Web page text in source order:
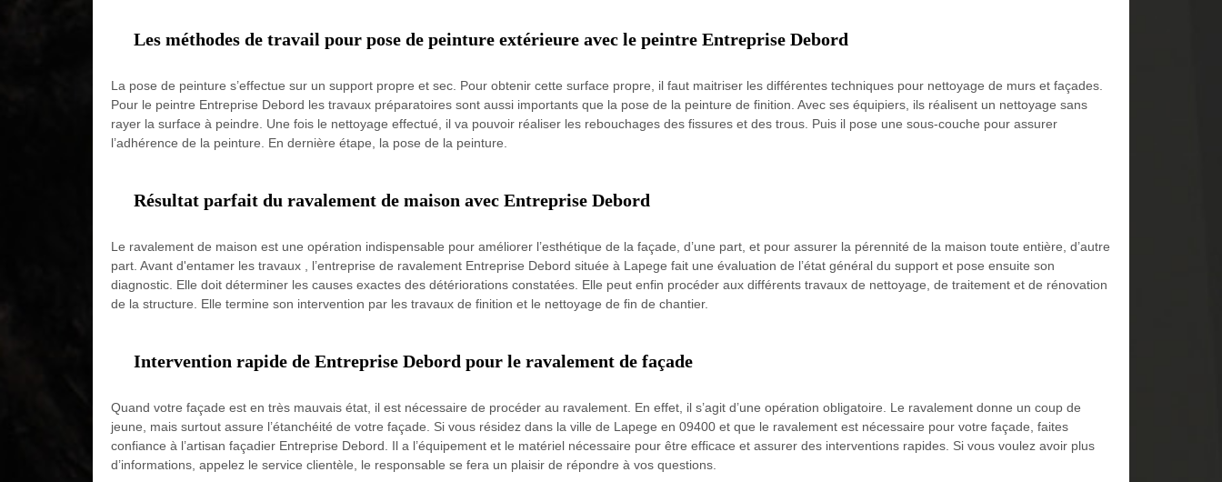
Les méthodes de travail pour pose de peinture extérieure avec le peintre Entreprise Debord
La pose de peinture s’effectue sur un support propre et sec. Pour obtenir cette surface propre, il faut maitriser les différentes techniques pour nettoyage de murs et façades.
Pour le peintre Entreprise Debord les travaux préparatoires sont aussi importants que la pose de la peinture de finition. Avec ses équipiers, ils réalisent un nettoyage sans
rayer la surface à peindre. Une fois le nettoyage effectué, il va pouvoir réaliser les rebouchages des fissures et des trous. Puis il pose une sous-couche pour assurer
l’adhérence de la peinture. En dernière étape, la pose de la peinture.
Résultat parfait du ravalement de maison avec Entreprise Debord
Le ravalement de maison est une opération indispensable pour améliorer l’esthétique de la façade, d’une part, et pour assurer la pérennité de la maison toute entière, d’autre
part. Avant d'entamer les travaux , l’entreprise de ravalement Entreprise Debord située à Lapege fait une évaluation de l’état général du support et pose ensuite son
diagnostic. Elle doit déterminer les causes exactes des détériorations constatées. Elle peut enfin procéder aux différents travaux de nettoyage, de traitement et de rénovation
de la structure. Elle termine son intervention par les travaux de finition et le nettoyage de fin de chantier.
Intervention rapide de Entreprise Debord pour le ravalement de façade
Quand votre façade est en très mauvais état, il est nécessaire de procéder au ravalement. En effet, il s’agit d’une opération obligatoire. Le ravalement donne un coup de
jeune, mais surtout assure l’étanchéité de votre façade. Si vous résidez dans la ville de Lapege en 09400 et que le ravalement est nécessaire pour votre façade, faites
confiance à l’artisan façadier Entreprise Debord. Il a l’équipement et le matériel nécessaire pour être efficace et assurer des interventions rapides. Si vous voulez avoir plus
d’informations, appelez le service clientèle, le responsable se fera un plaisir de répondre à vos questions.